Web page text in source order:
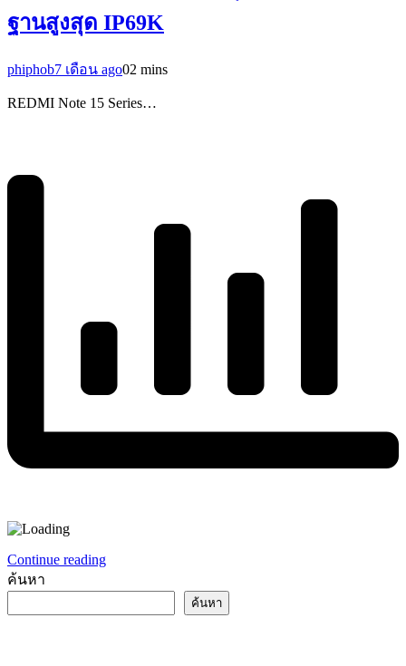
ฐานสูงสุด IP69K
phiphob7 เดือน ago02 mins
REDMI Note 15 Series…
Continue reading
ค้นหา
ค้นหา